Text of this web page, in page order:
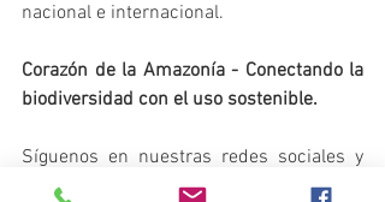
nacional e internacional.
Corazón de la Amazonía - Conectando la
biodiversidad con el uso sostenible.
Síguenos en nuestras redes sociales y
entérate de todo lo que sucede en el